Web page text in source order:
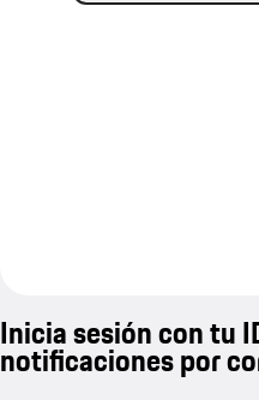
Inicia sesión con tu
notificaciones por